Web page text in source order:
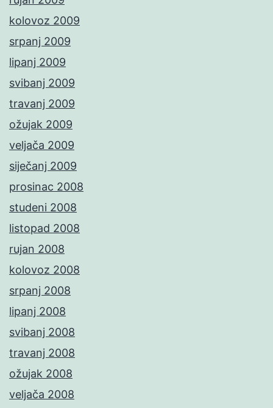
kolovoz 2009
srpanj 2009
lipanj 2009
svibanj 2009
travanj 2009
ožujak 2009
veljača 2009
siječanj 2009
prosinac 2008
studeni 2008
listopad 2008
rujan 2008
kolovoz 2008
srpanj 2008
lipanj 2008
svibanj 2008
travanj 2008
ožujak 2008
veljača 2008